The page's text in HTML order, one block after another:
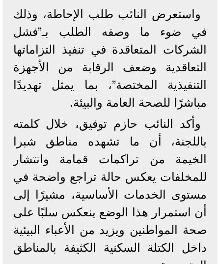
واستعرض النائب طلب الإحاطة، وذلك
في ضوء ما وصفه الطلب بـ”فشل
الشركات المتعاقدة في تنفيذ التزاماتها
التعاقدية وضعف الرقابة من الأجهزة
التنفيذية المختصة”، بما يمثل تهديدًا
مباشرًا للصحة العامة والبيئة.
وأكد النائب حازم توفيق، خلال كلمته
باللجنة، أن ما تشهده مناطق شبرا
الخيمة من تراكمات قمامة وانتشار
للمخلفات يعكس حالة تراجع واضحة في
مستوى الخدمات الأساسية، مشيرًا إلى
أن استمرار هذا الوضع ينعكس سلبًا على
صحة المواطنين ويزيد من الأعباء البيئية
داخل الكتلة السكنية الكثيفة بالمناطق